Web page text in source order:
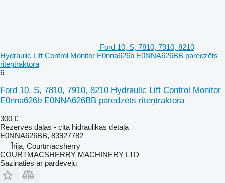
Ford 10, S, 7810, 7910, 8210
Hydraulic Lift Control Monitor E0nna626b E0NNA626BB paredzēts
riteņtraktora
6
Ford 10, S, 7810, 7910, 8210 Hydraulic Lift Control Monitor
E0nna626b E0NNA626BB paredzēts riteņtraktora
300 €
Rezerves daļas - cita hidraulikas detaļa
E0NNA626BB, 83927782
Īrija, Courtmacsherry
COURTMACSHERRY MACHINERY LTD
Sazināties ar pārdevēju